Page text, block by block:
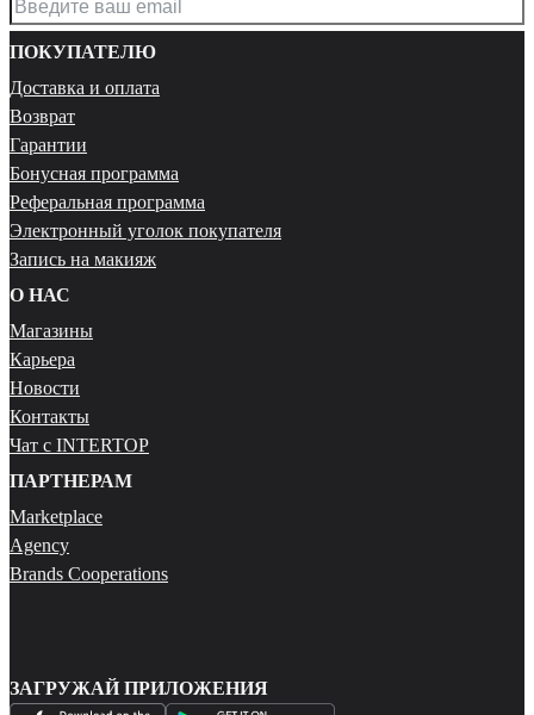
ПОКУПАТЕЛЮ
Доставка и оплата
Возврат
Гарантии
Бонусная программа
Реферальная программа
Электронный уголок покупателя
Запись на макияж
О НАС
Магазины
Карьера
Новости
Контакты
Чат с INTERTOP
ПАРТНЕРАМ
Marketplace
Agency
Brands Cooperations
ЗАГРУЖАЙ ПРИЛОЖЕНИЯ